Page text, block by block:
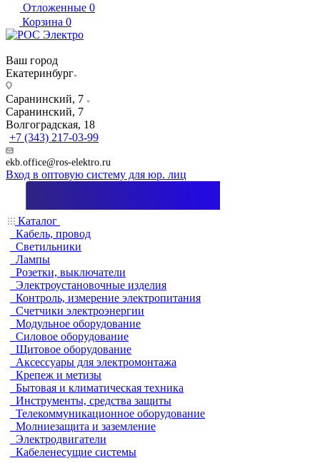
Отложенные 0
Корзина 0
Ваш город
Екатеринбург
Саранинский, 7
Саранинский, 7
Волгоградская, 18
+7 (343) 217-03-99
ekb.office@ros-elektro.ru
Вход в оптовую систему для юр. лиц
Каталог
Кабель, провод
Светильники
Лампы
Розетки, выключатели
Электроустановочные изделия
Контроль, измерение электропитания
Счетчики электроэнергии
Модульное оборудование
Силовое оборудование
Щитовое оборудование
Аксессуары для электромонтажа
Крепеж и метизы
Бытовая и климатическая техника
Инструменты, средства защиты
Телекоммуникационное оборудование
Молниезащита и заземление
Электродвигатели
Кабеленесущие системы